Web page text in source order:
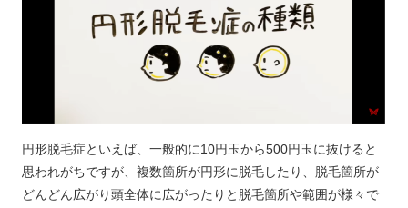
円形脱毛症といえば、一般的に10円玉から500円玉に抜けると
思われがちですが、複数箇所が円形に脱毛したり、脱毛箇所が
どんどん広がり頭全体に広がったりと脱毛箇所や範囲が様々で